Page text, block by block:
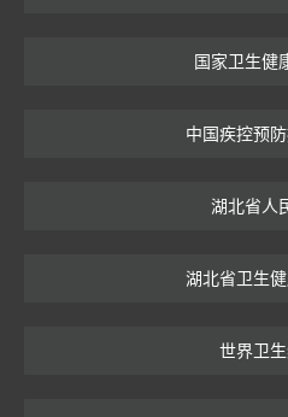
国家卫生健
中国疾控预
湖北省人
湖北省卫生
世界卫